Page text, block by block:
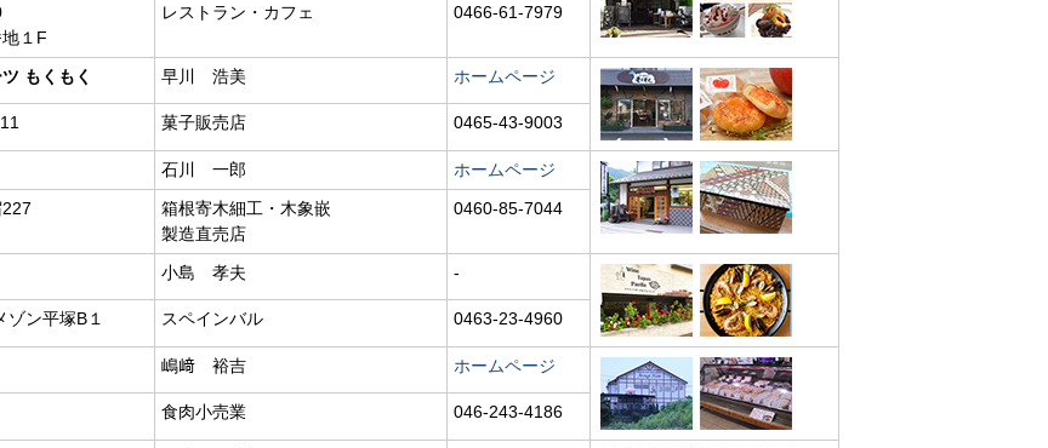
１F
レストラン・カフェ 0466-61-7979
もくもく 早川 浩美 ホームページ
菓子販売店 0465-43-9003
石川 一郎
ホームページ
箱根寄木細工・木象嵌
製造直売店
0460-85-7044
小島 孝夫 -
ン平塚B１ スペインバル 0463-23-4960
嶋﨑 裕吉 ホームページ
食肉小売業 046-243-4186